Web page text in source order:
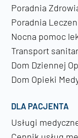
Poradnia
Poradnia
Nocna pomoc
Transport
Dom Dziennej
Dom Opieki
DLA PACJENTA
Usługi